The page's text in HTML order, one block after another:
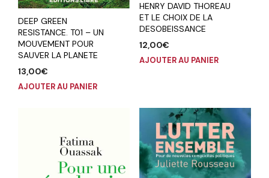
DEEP GREEN
RESISTANCE. T01 – UN
MOUVEMENT POUR
SAUVER LA PLANETE
13,00€
AJOUTER AU PANIER
HENRY DAVID THOREAU
ET LE CHOIX DE LA
DESOBEISSANCE
12,00€
AJOUTER AU PANIER